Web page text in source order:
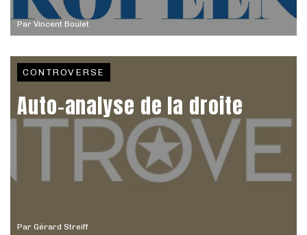
Par Vincent Boulet
Par Gérard Streiff
CONTROVERSE
Auto-analyse de la droite